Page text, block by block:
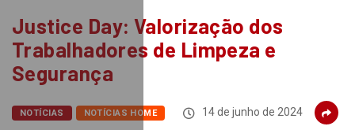
Justice Day: Valorização dos
Trabalhadores de Limpeza e
Segurança
NOTÍCIAS NOTÍCIAS HOME 14 de junho de 2024